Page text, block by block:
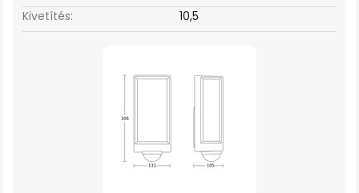
Kivetítés: 10,5